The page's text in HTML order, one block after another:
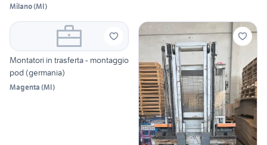
Milano(MI)
Montatori in trasferta - montaggio
pod (germania)
Magenta (MI)